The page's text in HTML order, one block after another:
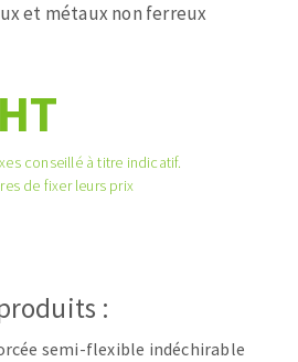
agglomérés
DE SURFACE
et métaux non ferreux
HT
conseillé à titre indicatif.
de fixer leurs prix
:
semi-flexible indéchirable